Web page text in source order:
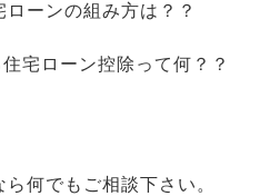
ーンの組み方は？？
宅ローン控除って何？？
何でもご相談下さい。